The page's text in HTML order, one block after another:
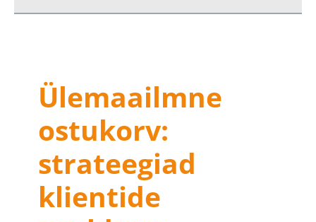
Ülemaailmne
ostukorv:
strateegiad
klientide